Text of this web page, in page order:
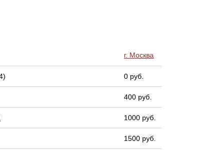
г. Москва
0 руб.
400 руб.
1000 руб.
1500 руб.